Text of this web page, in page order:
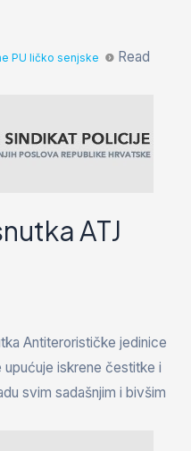
PU ličko senjske
Read
ATJ
Antiterorističke jedinice
upućuje iskrene čestitke i
svim sadašnjim i bivšim